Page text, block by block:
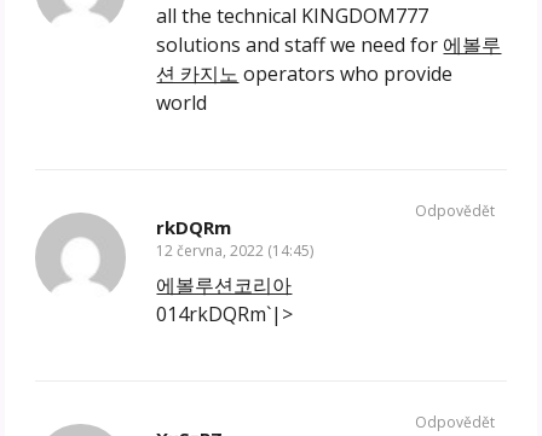
all the technical KINGDOM777
solutions and staff we need for 에볼루
션 카지노 operators who provide
world
rkDQRm
12 června, 2022 (14:45)
에볼루션코리아
014rkDQRm`|>
Odpovědět
Odpovědět